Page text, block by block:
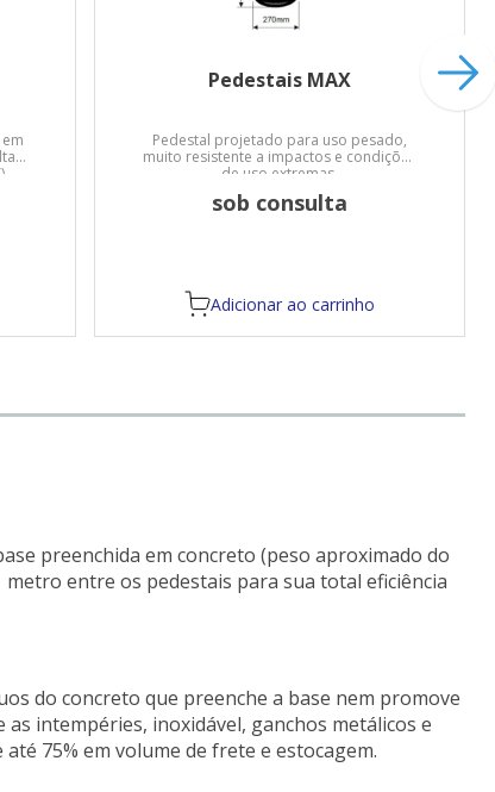
Pedestais MAX
Pedestal projetado para uso pesado,
muito resistente a impactos e condições
de uso extremas.
sob consulta
Adicionar ao carrinho
preenchida em concreto (peso aproximado do
entre os pedestais para sua total eficiência
do concreto que preenche a base nem promove
intempéries, inoxidável, ganchos metálicos e
75% em volume de frete e estocagem.